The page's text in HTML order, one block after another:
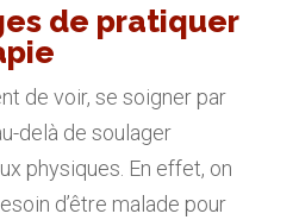
de pratiquer
de voir, se soigner par
delà de soulager
physiques. En effet, on
d’être malade pour